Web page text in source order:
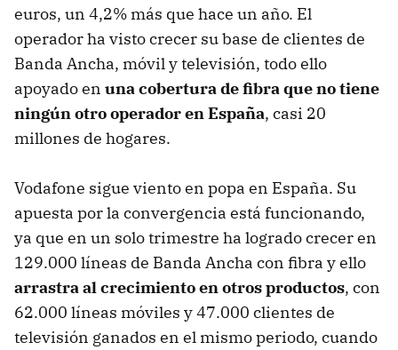
euros, un 4,2% más que hace un año. El
operador ha visto crecer su base de clientes de
Banda Ancha, móvil y televisión, todo ello
apoyado en una cobertura de fibra que no tiene
ningún otro operador en España, casi 20
millones de hogares.
Vodafone sigue viento en popa en España. Su
apuesta por la convergencia está funcionando,
ya que en un solo trimestre ha logrado crecer en
129.000 líneas de Banda Ancha con fibra y ello
arrastra al crecimiento en otros productos, con
62.000 líneas móviles y 47.000 clientes de
televisión ganados en el mismo periodo, cuando